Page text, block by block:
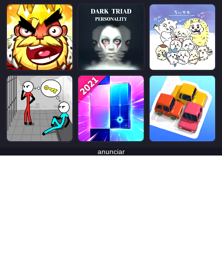
anunciar